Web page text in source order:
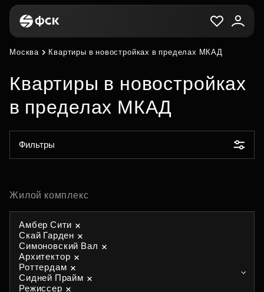
Москва Квартиры в новостройках в пределах МКАД
Квартиры в новостройках
в пределах МКАД
Фильтры
Жилой комплекс
Амбер Сити
Скай Гарден
Симоновский Вал
Архитектор
Роттердам
Сидней Прайм
Режиссер